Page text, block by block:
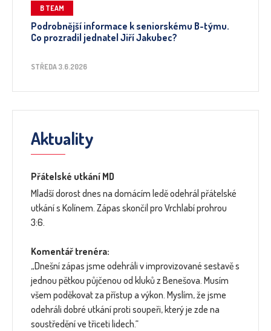
B TEAM
Podrobnější informace k seniorskému B-týmu.
Co prozradil jednatel Jiří Jakubec?
STŘEDA 3.6.2026
Aktuality
Přátelské utkání MD
Mladší dorost dnes na domácím ledě odehrál přátelské
utkání s Kolínem. Zápas skončil pro Vrchlabí prohrou
3:6.
Komentář trenéra:
„Dnešní zápas jsme odehráli v improvizované sestavě s
jednou pětkou půjčenou od kluků z Benešova. Musím
všem poděkovat za přístup a výkon. Myslím, že jsme
odehráli dobré utkání proti soupeři, který je zde na
soustředění ve třiceti lidech.“